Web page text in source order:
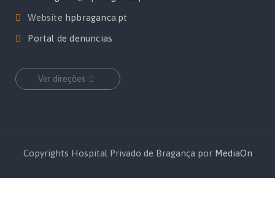
Website hpbraganca.pt
Portal de denuncias
Ver direções
Copyrights Hospital Privado de Bragança por MediaOn